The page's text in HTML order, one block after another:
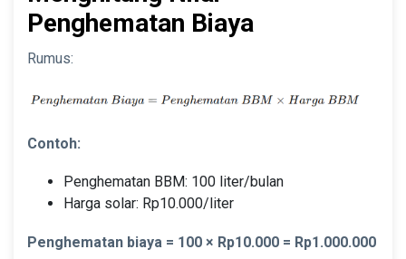
Penghematan Biaya
Rumus:
Contoh:
Penghematan BBM: 100 liter/bulan
Harga solar: Rp10.000/liter
Penghematan biaya = 100 × Rp10.000 = Rp1.000.000